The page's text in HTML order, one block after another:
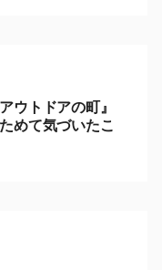
ウトドアの町』
めて気づいたこ